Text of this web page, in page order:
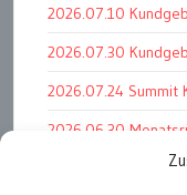
2026.07.10
2026.07.30
2026.07.24 Summit
2026.06.30
2026.07.11 Worauf